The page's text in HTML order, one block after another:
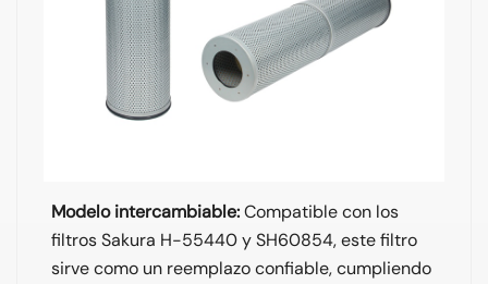
Modelo intercambiable:Compatible con los
filtros Sakura H-55440 y SH60854, este filtro
sirve como un reemplazo confiable, cumpliendo